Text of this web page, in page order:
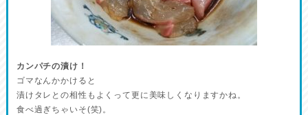
カンパチの漬け！
ゴマなんかかけると
漬けタレとの相性もよくって更に美味しくなりますかね。
食べ過ぎちゃいそ(笑)。